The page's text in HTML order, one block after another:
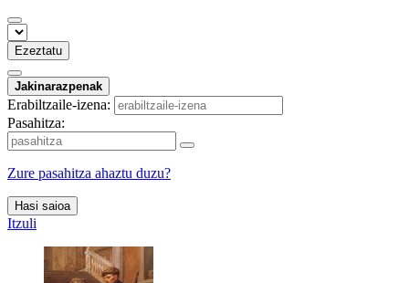
Ezeztatu
Jakinarazpenak
Erabiltzaile-izena:
Pasahitza:
Zure pasahitza ahaztu duzu?
Hasi saioa
Itzuli